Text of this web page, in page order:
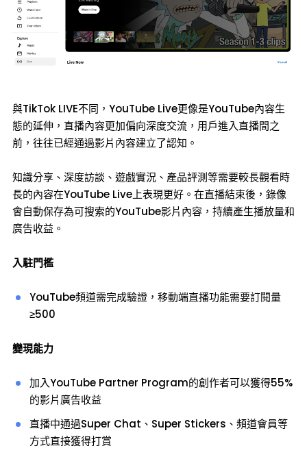
與TikTok LIVE不同，YouTube Live更像是YouTube內容生
態的延伸，直播內容更加偏向深度交流，用戶進入直播間之
前，往往已經通過影片內容建立了認知。
知識分享、深度訪談、遊戲實況、產品評測等需要較長觀看時
長的內容在YouTube Live上表現更好。在直播結束後，錄像
會自動保存為可搜索的YouTube影片內容，持續產生播放量和
廣告收益。
入駐門檻
YouTube頻道需完成驗證，移動端直播功能需要訂閱量
≥500
變現能力
加入YouTube Partner Program的創作者可以獲得55%
的影片廣告收益
直播中通過Super Chat、Super Stickers、頻道會員等
方式直接獲得打賞